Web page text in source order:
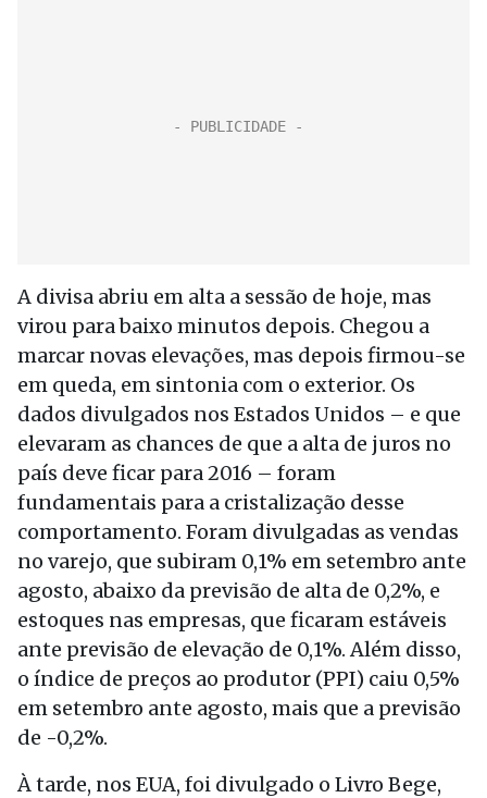
A divisa abriu em alta a sessão de hoje, mas
virou para baixo minutos depois. Chegou a
marcar novas elevações, mas depois firmou-se
em queda, em sintonia com o exterior. Os
dados divulgados nos Estados Unidos – e que
elevaram as chances de que a alta de juros no
país deve ficar para 2016 – foram
fundamentais para a cristalização desse
comportamento. Foram divulgadas as vendas
no varejo, que subiram 0,1% em setembro ante
agosto, abaixo da previsão de alta de 0,2%, e
estoques nas empresas, que ficaram estáveis
ante previsão de elevação de 0,1%. Além disso,
o índice de preços ao produtor (PPI) caiu 0,5%
em setembro ante agosto, mais que a previsão
de -0,2%.
À tarde, nos EUA, foi divulgado o Livro Bege,